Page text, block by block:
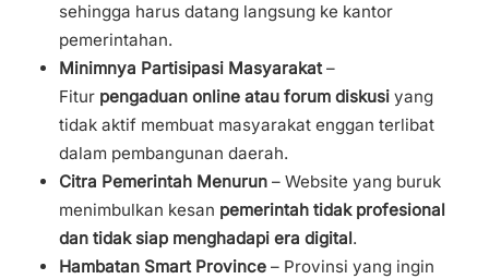
sehingga harus datang langsung ke kantor
pemerintahan.
Minimnya Partisipasi Masyarakat–
Fitur pengaduan online atau forum diskusi yang
tidak aktif membuat masyarakat enggan terlibat
dalam pembangunan daerah.
Citra Pemerintah Menurun – Website yang buruk
menimbulkan kesan pemerintah tidak profesional
dan tidak siap menghadapi era digital.
Hambatan Smart Province – Provinsi yang ingin